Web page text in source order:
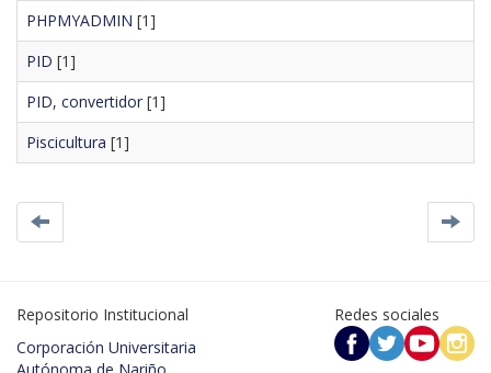
PHPMYADMIN [1]
PID [1]
PID, convertidor [1]
Piscicultura [1]
Repositorio Institucional
Corporación Universitaria
Redes sociales